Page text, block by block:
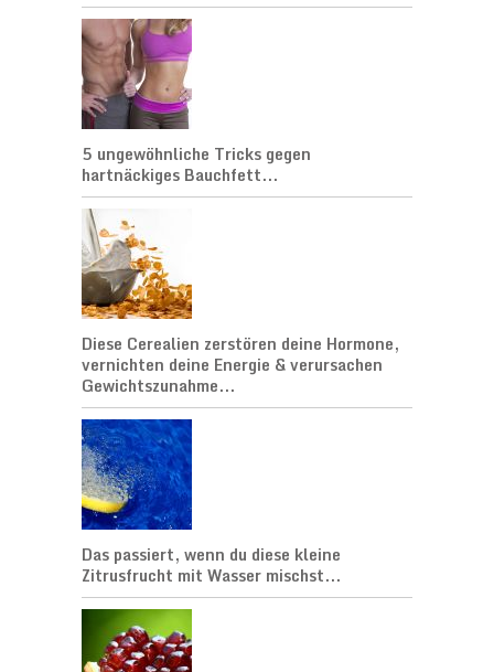
5 ungewöhnliche Tricks gegen
hartnäckiges Bauchfett...
Diese Cerealien zerstören deine Hormone,
vernichten deine Energie & verursachen
Gewichtszunahme...
Das passiert, wenn du diese kleine
Zitrusfrucht mit Wasser mischst...